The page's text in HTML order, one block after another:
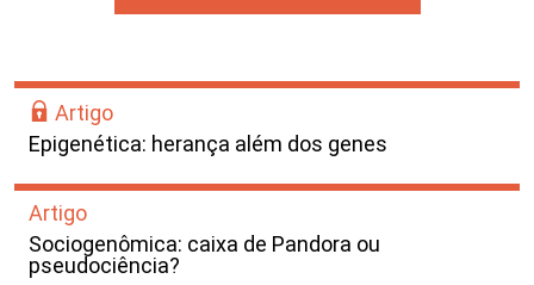
Artigo
Epigenética: herança além dos genes
Artigo
Sociogenômica: caixa de Pandora ou
pseudociência?